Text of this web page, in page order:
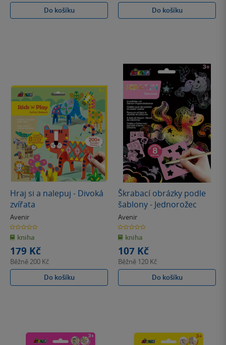
Do košíku
Do košíku
Hraj si a nalepuj - Divoká
zvířata
Avenir
0.0
z
5
hvězdiček
kniha
179 Kč
Běžně200 Kč
Do košíku
Škrabací obrázky podle
šablony - Jednorožec
Avenir
0.0
z
5
hvězdiček
kniha
107 Kč
Běžně 120 Kč
Do košíku